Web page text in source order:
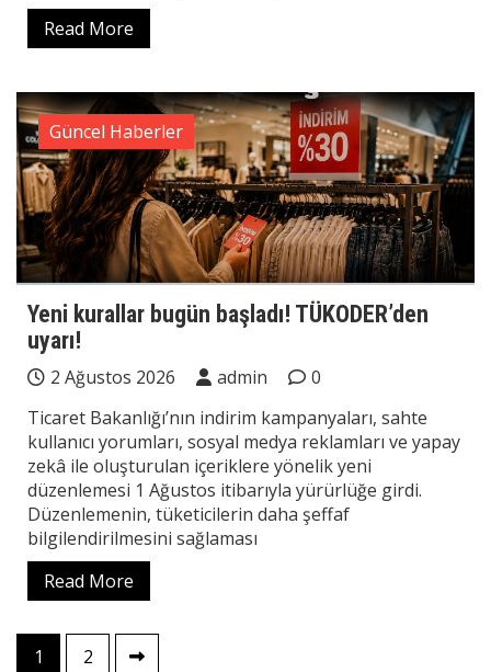
Read More
Güncel Haberler
Yeni kurallar bugün başladı! TÜKODER’den
uyarı!
2 Ağustos 2026 admin
0
Ticaret Bakanlığı’nın indirim kampanyaları, sahte
kullanıcı yorumları, sosyal medya reklamları ve yapay
zekâ ile oluşturulan içeriklere yönelik yeni
düzenlemesi 1 Ağustos itibarıyla yürürlüğe girdi.
Düzenlemenin, tüketicilerin daha şeffaf
bilgilendirilmesini sağlaması
Read More
Yazı
1 2